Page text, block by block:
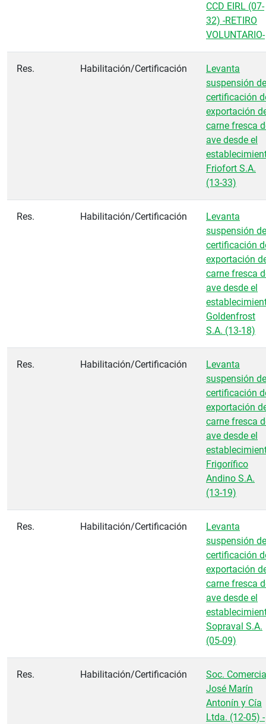
CCD EIRL (07-
32) -RETIRO
VOLUNTARIO-
Res. Habilitación/Certificación
Levanta
suspensión de
certificación
exportación
carne fresca
ave desde el
Friofort S.A.
(13-33)
Res. Habilitación/Certificación
Levanta
suspensión de
certificación
exportación
carne fresca
ave desde el
Goldenfrost
S.A. (13-18)
Res. Habilitación/Certificación
Levanta
suspensión de
certificación
exportación
carne fresca
ave desde el
Frigorífico
Andino S.A.
(13-19)
Res. Habilitación/Certificación
Levanta
suspensión de
certificación
exportación
carne fresca
ave desde el
Sopraval S.A.
(05-09)
Res. Habilitación/Certificación
Soc.
José Marín
Antonín y Cía
Ltda. (12-05) -